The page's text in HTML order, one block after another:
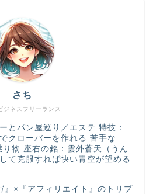
ジネスフリーランス
さち
とパン屋巡り／エステ 特技：
クローバーを作れる 苦手な
物 座右の銘：雲外蒼天（うん
て克服すれば快い青空が望める
』×『アフィリエイト』のトリプ